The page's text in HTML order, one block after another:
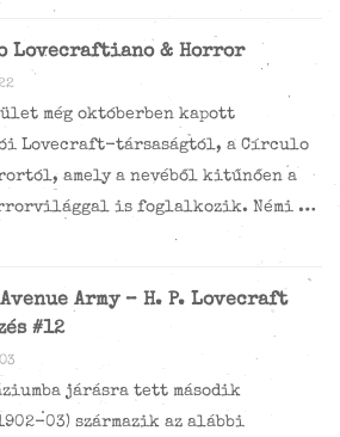
Lovecraftiano & Horror
még októberben kapott
Lovecraft-társaságtól, a Círculo
amely a nevéből kitűnően a
is foglalkozik. Némi …
Army – H. P. Lovecraft
#12
járásra tett második
03) származik az alábbi